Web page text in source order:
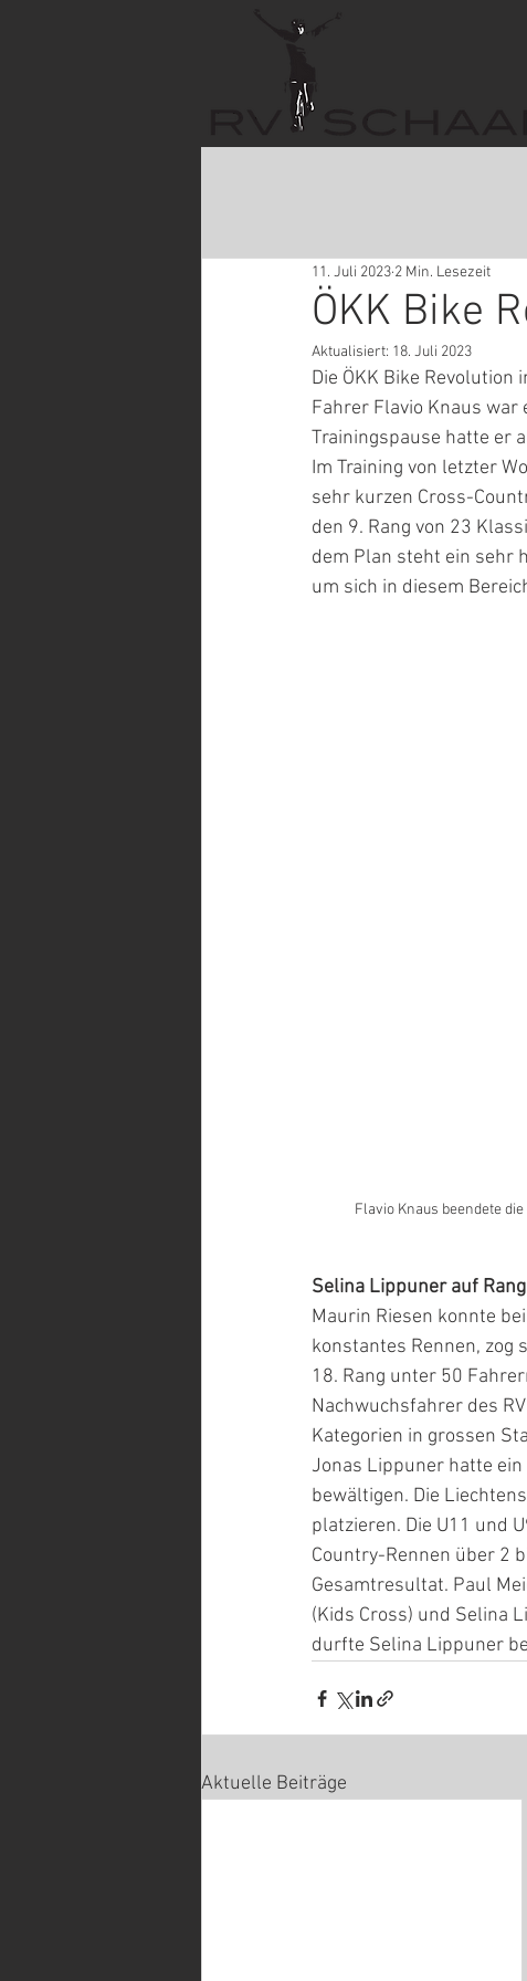
ÖKK Bike
11. Juli 2023 2 Min. Lesezeit
Aktualisiert: 18. Juli 2023
Die ÖKK Bike
Fahrer Flavio Knaus war
Trainingspause hatte er
Im Training von letzter
sehr kurzen Cross-
den 9. Rang von 23
dem Plan steht ein sehr
um sich in diesem
Flavio Knaus beendete
Selina Lippuner auf
Maurin Riesen konnte
konstantes Rennen, zog
18. Rang unter 50
Nachwuchsfahrer des
Kategorien in grossen
Jonas Lippuner hatte
bewältigen. Die
platzieren. Die U11 und
Country-Rennen über 2
Gesamtresultat. Paul
(Kids Cross) und Selina
durfte Selina Lippuner
Aktuelle Beiträge